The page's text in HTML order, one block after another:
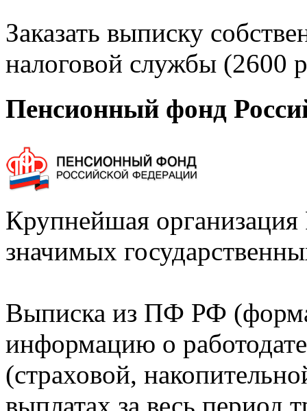
Заказать выписку
налоговой службы (2600
Пенсионный фонд
Крупнейшая
значимых
Выписка из ПФ РФ
информацию о
(страховой,
выплатах за весь период